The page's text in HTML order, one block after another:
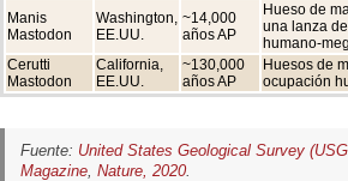
Manis
Mastodon
Washington,
EE.UU.
~14,000
años AP
Hueso de
una lanza
humano-
Cerutti
Mastodon
California,
EE.UU.
~130,000
años AP
Huesos de
ocupación
Fuente: United States Geological Survey
Magazine, Nature, 2020.